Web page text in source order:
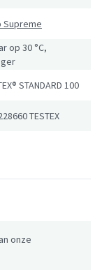
Supreme
op 30 °C,
STANDARD 100
TESTEX
onze